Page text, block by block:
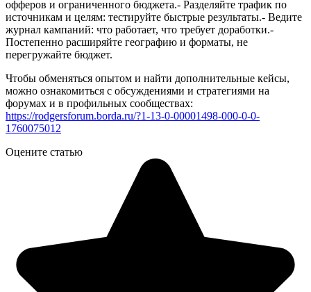
офферов и ограниченного бюджета.- Разделяйте трафик по
источникам и целям: тестируйте быстрые результаты.- Ведите
журнал кампаний: что работает, что требует доработки.-
Постепенно расширяйте географию и форматы, не
перегружайте бюджет.
Чтобы обменяться опытом и найти дополнительные кейсы,
можно ознакомиться с обсуждениями и стратегиями на
форумах и в профильных сообществах:
https://rodgersforum.borda.ru/?1-13-0-00001498-000-0-0-
1760075012
Оцените статью